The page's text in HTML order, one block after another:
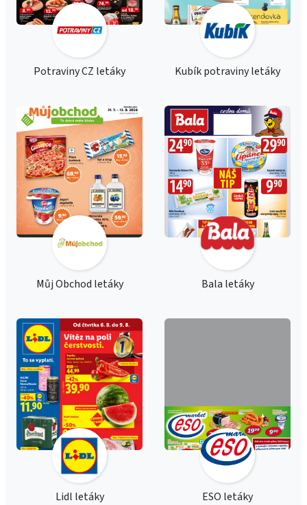
Potraviny CZ letáky Kubík potraviny letáky
Můj Obchod letáky Bala letáky
Lidl letáky ESO letáky